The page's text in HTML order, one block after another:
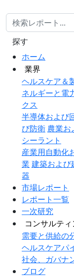
ホーム
業界
ヘルスケア＆
ネルギーと電
クス
半導体および
び防衛 農業お
シーラント
産業用自動化
業 建築および
器
市場レポート
レポート一覧
一次研究
コンサルテ
需要と供給の
ヘルスケアパ
社会、ガバナ
ブログ
探す